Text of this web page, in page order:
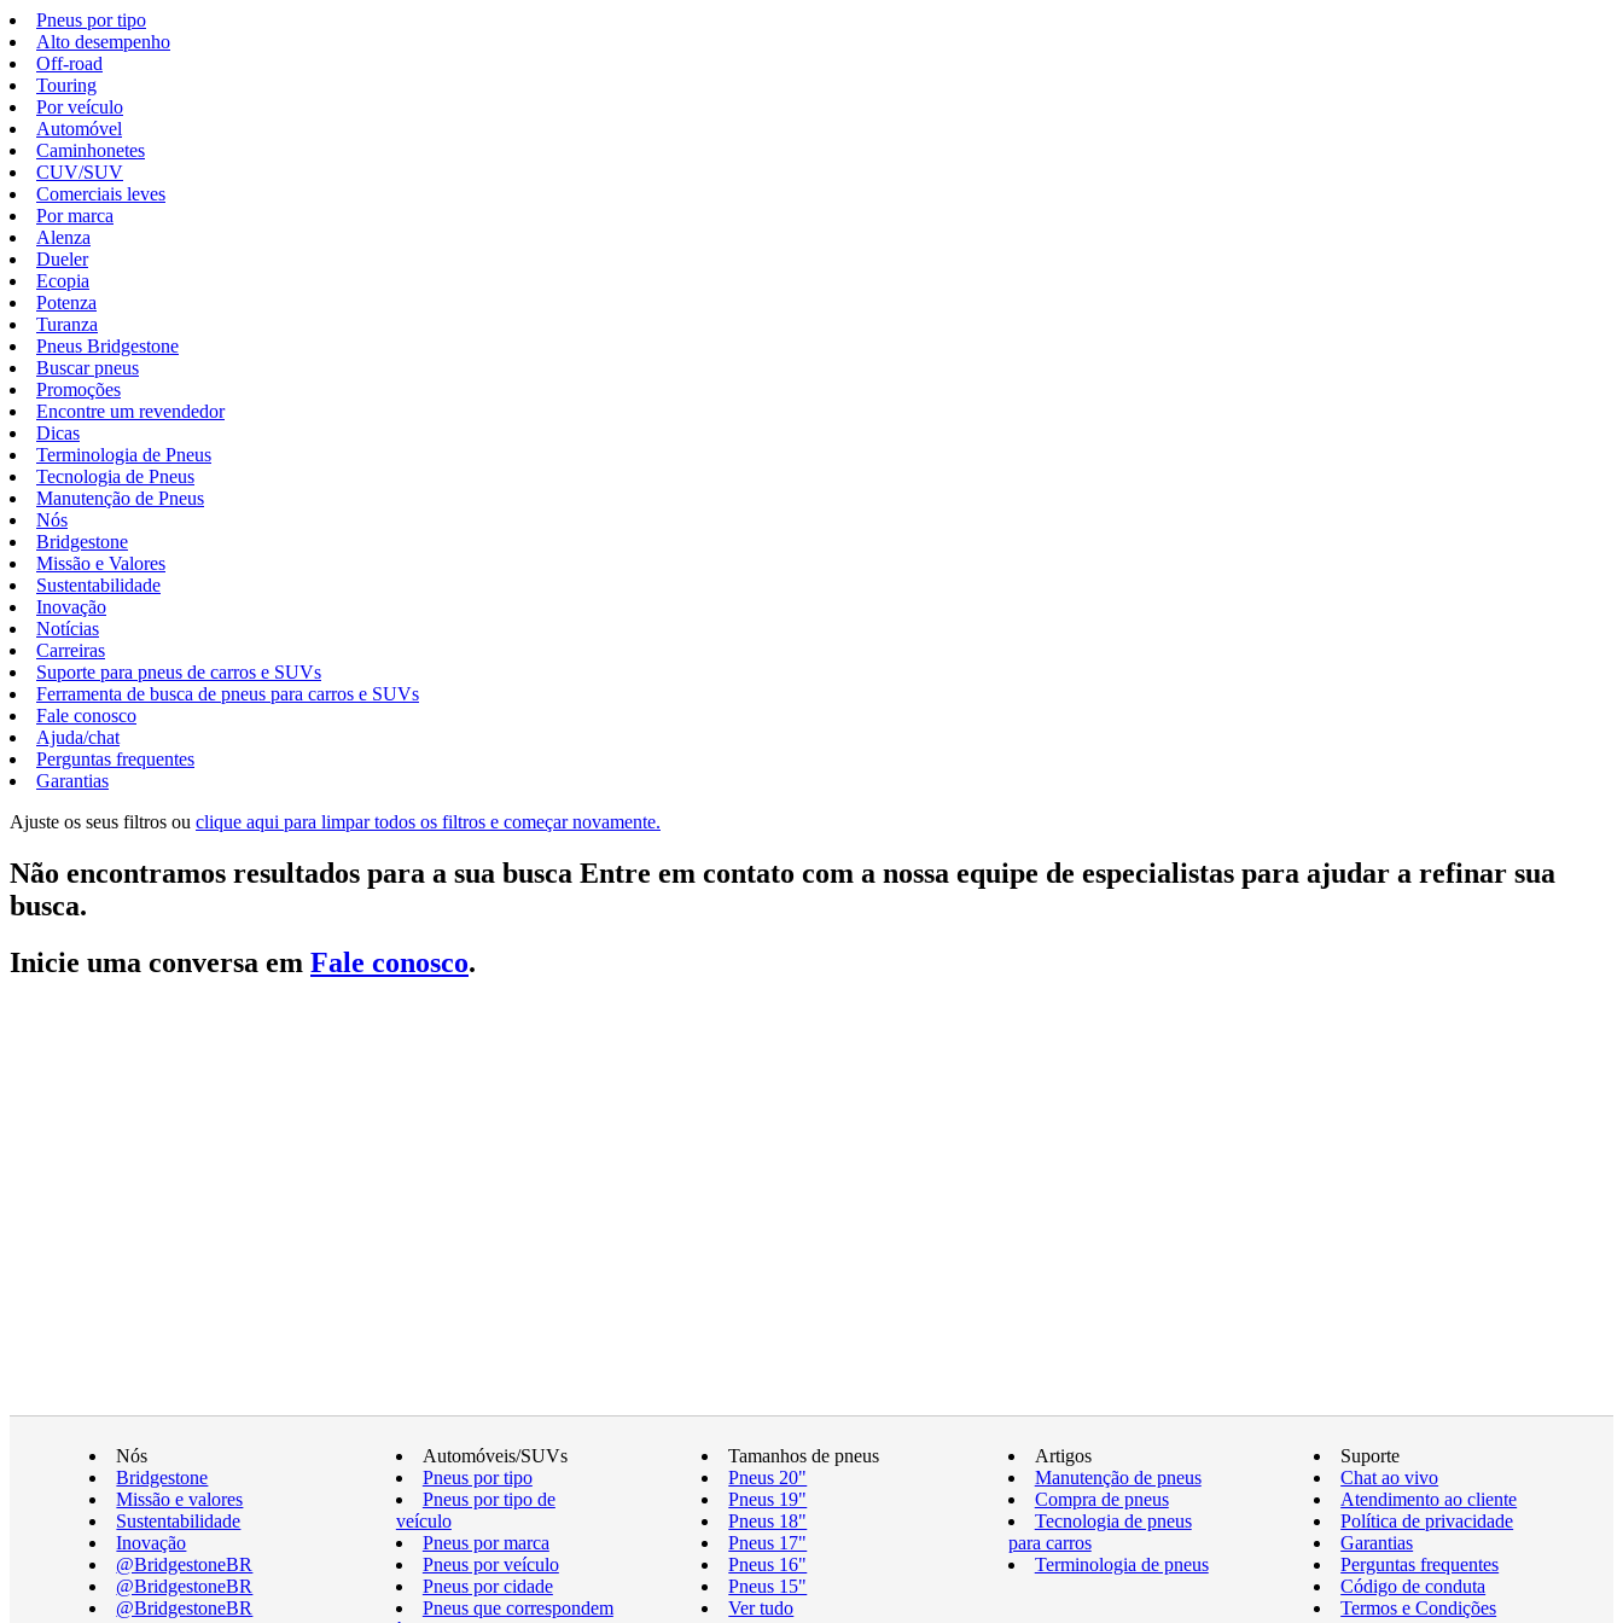
Pneus por tipo
Alto desempenho
Off-road
Touring
Por veículo
Automóvel
Caminhonetes
CUV/SUV
Comerciais leves
Por marca
Alenza
Dueler
Ecopia
Potenza
Turanza
Pneus Bridgestone
Buscar pneus
Promoções
Encontre um revendedor
Dicas
Terminologia de Pneus
Tecnologia de Pneus
Manutenção de Pneus
Nós
Bridgestone
Missão e Valores
Sustentabilidade
Inovação
Notícias
Carreiras
Suporte para pneus de carros e SUVs
Ferramenta de busca de pneus para carros e SUVs
Fale conosco
Ajuda/chat
Perguntas frequentes
Garantias
Ajuste os seus filtros ou clique aqui para limpar todos os filtros e começar novamente.
Não encontramos resultados para a sua busca Entre em contato com a nossa equipe de especialistas para ajudar a refinar sua
busca.
Inicie uma conversa em Fale conosco.
Nós
Bridgestone
Missão e valores
Sustentabilidade
Inovação
@BridgestoneBR
@BridgestoneBR
@BridgestoneBR
Automóveis/SUVs
Pneus por tipo
Pneus por tipo de
veículo
Pneus por marca
Pneus por veículo
Pneus por cidade
Pneus que correspondem
Tamanhos de pneus
Pneus 20"
Pneus 19"
Pneus 18"
Pneus 17"
Pneus 16"
Pneus 15"
Ver tudo
Artigos
Manutenção de pneus
Compra de pneus
Tecnologia de pneus
para carros
Terminologia de pneus
Suporte
Chat ao vivo
Atendimento ao cliente
Política de privacidade
Garantias
Perguntas frequentes
Código de conduta
Termos e Condições